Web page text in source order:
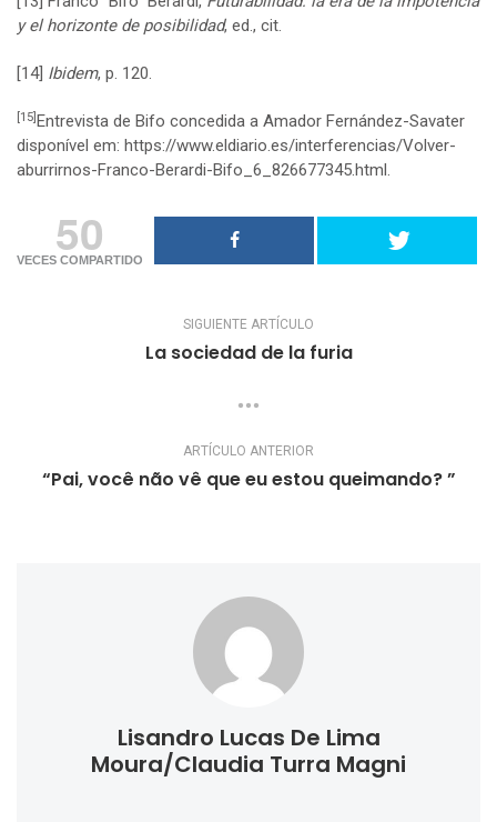
y el horizonte de posibilidad, ed., cit.
[14] Ibidem, p. 120.
[15]Entrevista de Bifo concedida a Amador Fernández-Savater
disponível em: https://www.eldiario.es/interferencias/Volver-
aburrirnos-Franco-Berardi-Bifo_6_826677345.html.
50
VECES COMPARTIDO
SIGUIENTE ARTÍCULO
La sociedad de la furia
ARTÍCULO ANTERIOR
“Pai, você não vê que eu estou queimando? ”
Lisandro Lucas De Lima
Moura/Claudia Turra Magni